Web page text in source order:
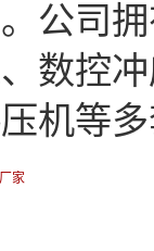
公司
数控
机等
家